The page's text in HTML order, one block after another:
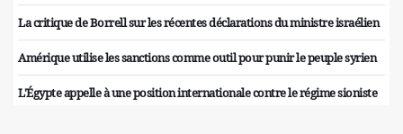
La critique de Borrell sur les récentes déclarations du ministre israélien
Amérique utilise les sanctions comme outil pour punir le peuple syrien
L'Égypte appelle à une position internationale contre le régime sioniste